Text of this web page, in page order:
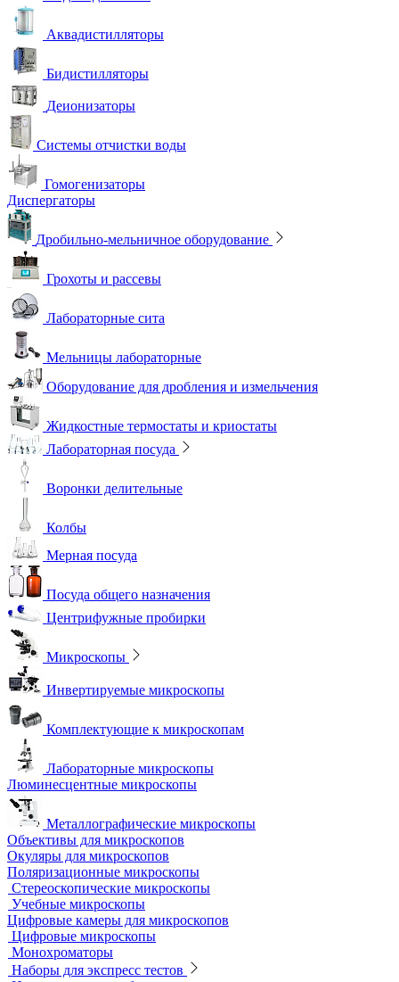
Аквадистилляторы
Бидистилляторы
Деионизаторы
Системы отчистки воды
Гомогенизаторы
Диспергаторы
Дробильно-мельничное оборудование
Грохоты и рассевы
Лабораторные сита
Мельницы лабораторные
Оборудование для дробления и измельчения
Жидкостные термостаты и криостаты
Лабораторная посуда
Воронки делительные
Колбы
Мерная посуда
Посуда общего назначения
Центрифужные пробирки
Микроскопы
Инвертируемые микроскопы
Комплектующие к микроскопам
Лабораторные микроскопы
Люминесцентные микроскопы
Металлографические микроскопы
Объективы для микроскопов
Окуляры для микроскопов
Поляризационные микроскопы
Стереоскопические микроскопы
Учебные микроскопы
Цифровые камеры для микроскопов